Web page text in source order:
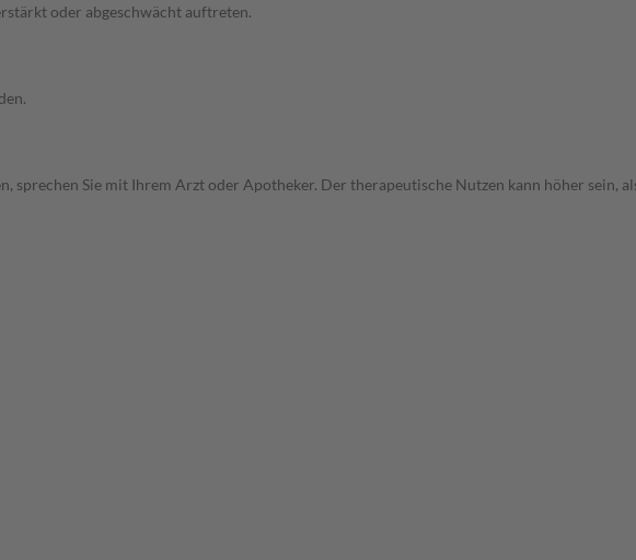
oder abgeschwächt auftreten.
Sie mit Ihrem Arzt oder Apotheker. Der therapeutische Nutzen kann höher sein,